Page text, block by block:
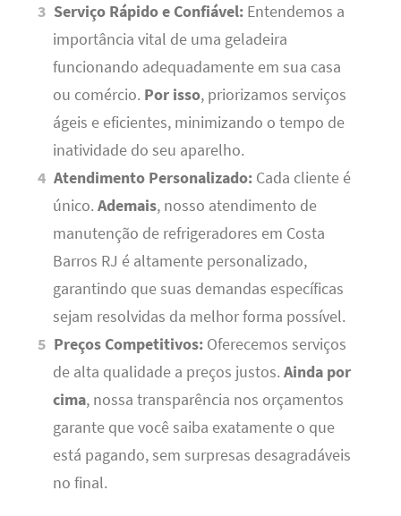
Serviço Rápido e Confiável: Entendemos a
importância vital de uma geladeira
funcionando adequadamente em sua casa
ou comércio. Por isso, priorizamos serviços
ágeis e eficientes, minimizando o tempo de
inatividade do seu aparelho.
Atendimento Personalizado: Cada cliente é
único. Ademais, nosso atendimento de
manutenção de refrigeradores em Costa
Barros RJ é altamente personalizado,
garantindo que suas demandas específicas
sejam resolvidas da melhor forma possível.
Preços Competitivos: Oferecemos serviços
de alta qualidade a preços justos. Ainda por
cima, nossa transparência nos orçamentos
garante que você saiba exatamente o que
está pagando, sem surpresas desagradáveis
no final.